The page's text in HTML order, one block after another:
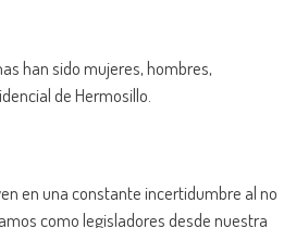
han sido mujeres, hombres,
de Hermosillo.
en una constante incertidumbre al no
como legisladores desde nuestra